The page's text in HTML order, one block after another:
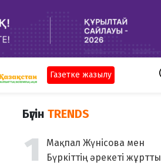
Газетке жазылу
Бүгін TRENDS
Мақпал Жүнісова мен
Бүркіттің әрекеті жұртты